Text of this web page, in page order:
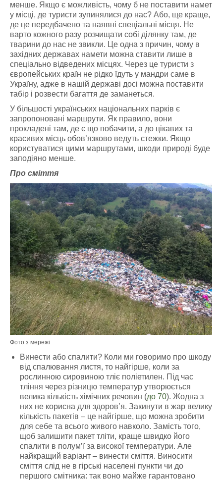
менше. Якщо є можливість, чому б не поставити намет
у місці, де туристи зупинялися до нас? Або, ще краще,
де це передбачено та наявні спеціальні місця. Не
варто кожного разу розчищати собі ділянку там, де
тварини до нас не звикли. Це одна з причин, чому в
західних державах намети можна ставити лише в
спеціально відведених місцях. Через це туристи з
європейських країн не рідко їдуть у мандри саме в
Україну, адже в нашій державі досі можна поставити
табір і розвести багаття де заманеться.
У більшості українських національних парків є
запропоновані маршрути. Як правило, вони
прокладені там, де є що побачити, а до цікавих та
красивих місць обов’язково ведуть стежки. Якщо
користуватися цими маршрутами, шкоди природі буде
заподіяно менше.
Про сміття
Фото з мережі
Винести або спалити? Коли ми говоримо про шкоду
від спалювання листя, то найгірше, коли за
рослинною сировиною тліє поліетилен. Під час
тління через різницю температур утворюється
велика кількість хімічних речовин (до 70). Жодна з
них не корисна для здоров’я. Закинути в жар велику
кількість пакетів – це найгірше, що можна зробити
для себе та всього живого навколо. Замість того,
щоб залишити пакет тліти, краще швидко його
спалити в полум’ї за високої температури. Але
найкращий варіант – винести сміття. Виносити
сміття слід не в гірські населені пункти чи до
першого смітника: так воно майже гарантовано